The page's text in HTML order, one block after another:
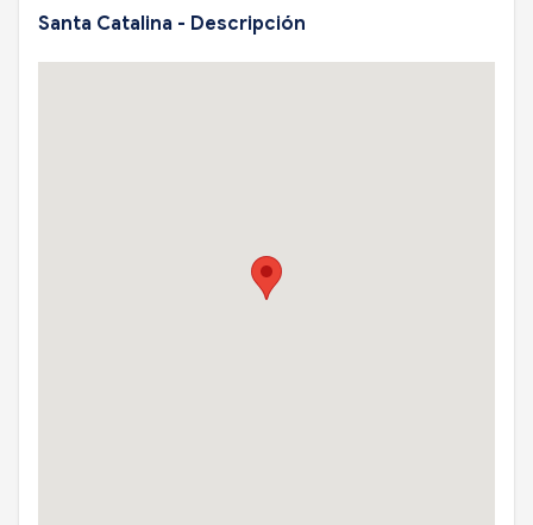
Santa Catalina - Descripción